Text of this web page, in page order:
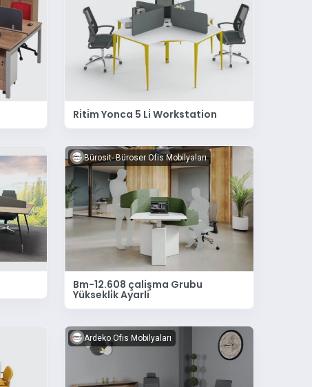
Ri̇ti̇m Yonca 5 Li̇ Workstation
Bürosit- Büroser Ofis Mobilyaları
Bm-12.608 çalişma Grubu
Yüksekli̇k Ayarli
Ardeko Ofis Mobilyaları